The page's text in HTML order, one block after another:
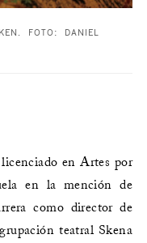
FOTO: DANIEL
en Artes por
en la mención de
como director de
teatral Skena